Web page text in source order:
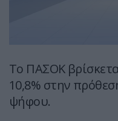
Το ΠΑΣΟΚ
10,8% στην
ψήφου.